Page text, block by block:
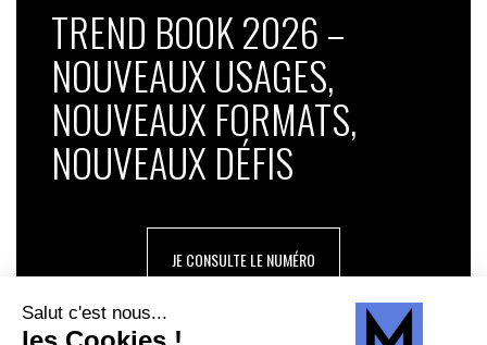
TREND BOOK 2026 –
NOUVEAUX USAGES,
NOUVEAUX FORMATS,
NOUVEAUX DÉFIS
JE CONSULTE LE NUMÉRO